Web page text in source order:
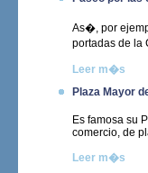
As�, por
portadas de la
Leer m�s
Plaza Mayor
Es famosa su
comercio, de
Leer m�s